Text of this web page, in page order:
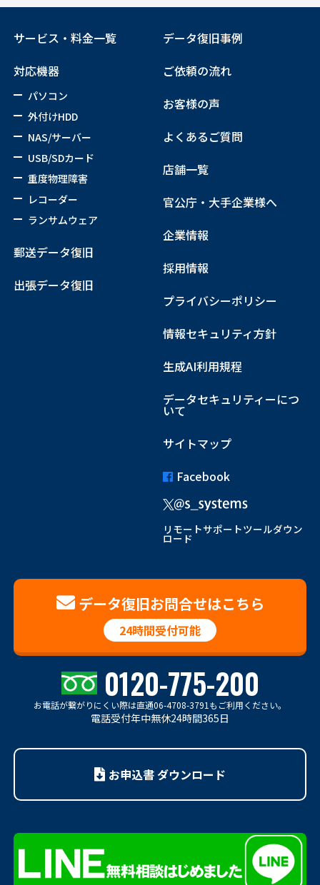
サービス・料金一覧
対応機器
パソコン
外付けHDD
NAS/サーバー
USB/SDカード
重度物理障害
レコーダー
ランサムウェア
郵送データ復旧
出張データ復旧
データ復旧事例
ご依頼の流れ
お客様の声
よくあるご質問
店舗一覧
官公庁・大手企業様へ
企業情報
採用情報
プライバシーポリシー
情報セキュリティ方針
生成AI利用規程
データセキュリティーにつ
いて
サイトマップ
Facebook
リモートサポートツールダウン
ロード
データ復旧お問合せはこちら
24時間受付可能
0120-775-200
お電話が繋がりにくい際は直通06-4708-3791もご利用ください。
電話受付年中無休24時間365日
お申込書 ダウンロード